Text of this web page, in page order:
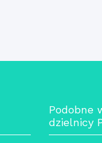
Podobne
dzielnicy